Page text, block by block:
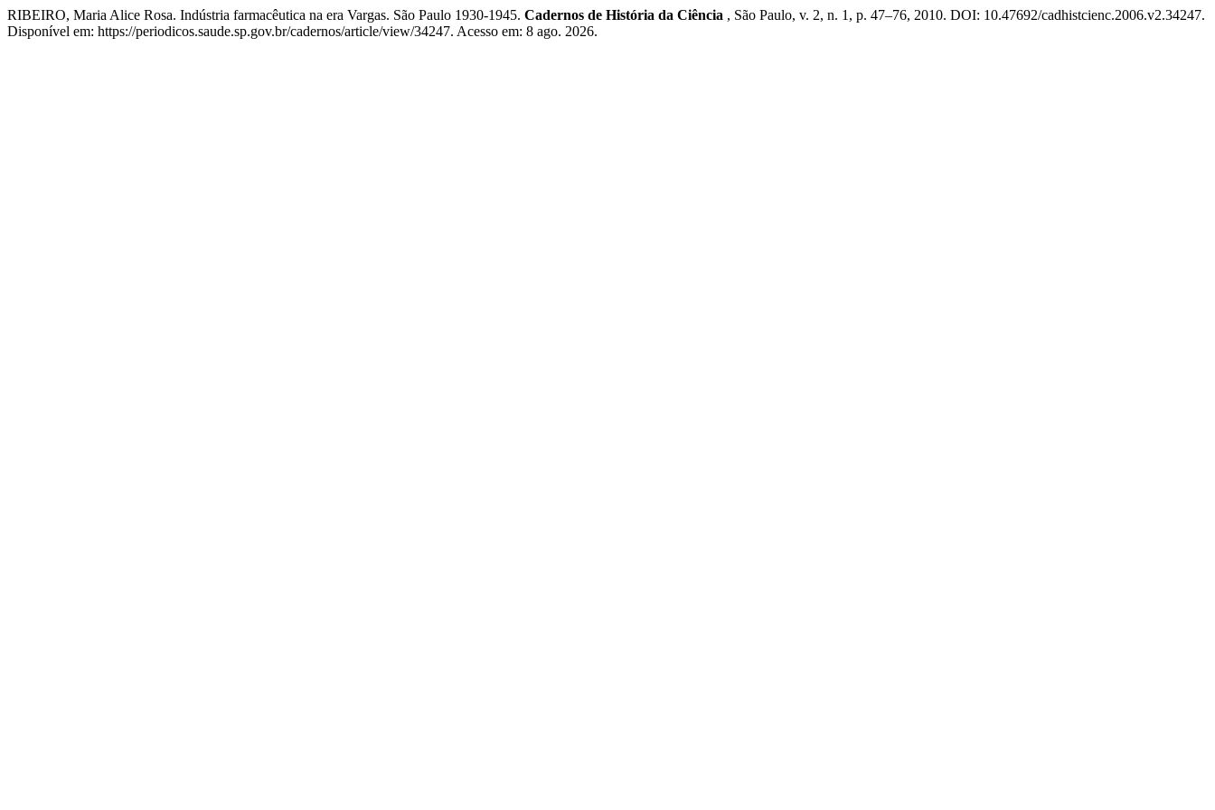
RIBEIRO, Maria Alice Rosa. Indústria farmacêutica na era Vargas. São Paulo 1930-1945. Cadernos de História da Ciência , São Paulo, v. 2, n. 1, p. 47–76, 2010. DOI: 10.47692/cadhistcienc.2006.v2.34247.
Disponível em: https://periodicos.saude.sp.gov.br/cadernos/article/view/34247. Acesso em: 8 ago. 2026.